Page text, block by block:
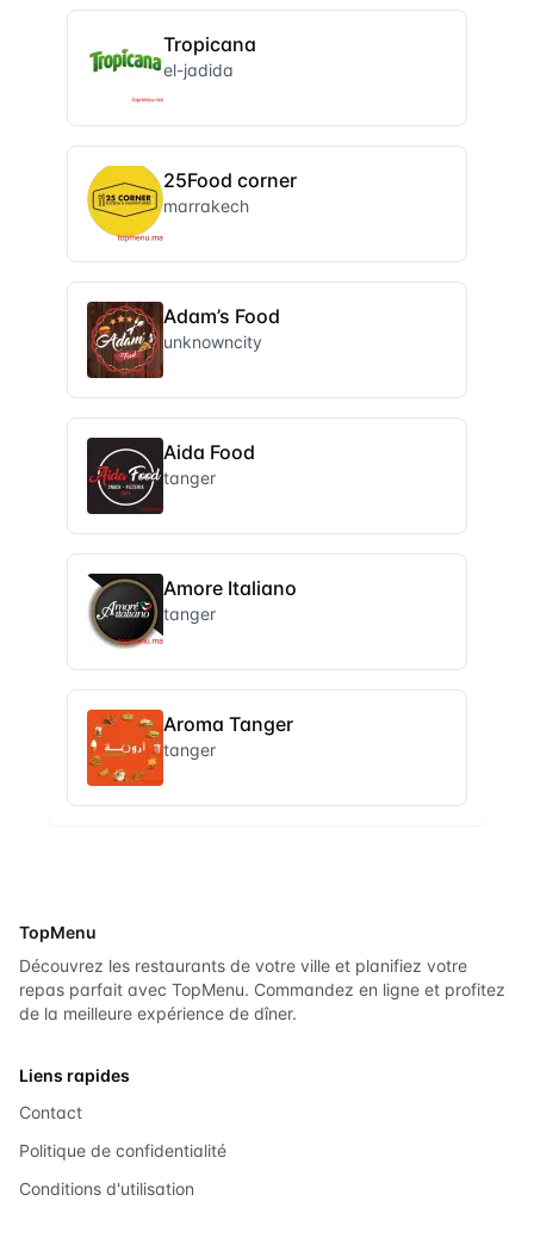
Tropicana
el-jadida
25Food corner
marrakech
Adam’s Food
unknowncity
Aida Food
tanger
Amore Italiano
tanger
Aroma Tanger
tanger
TopMenu
Découvrez les restaurants de votre ville et planifiez votre
repas parfait avec TopMenu. Commandez en ligne et profitez
de la meilleure expérience de dîner.
Liens rapides
Contact
Politique de confidentialité
Conditions d'utilisation